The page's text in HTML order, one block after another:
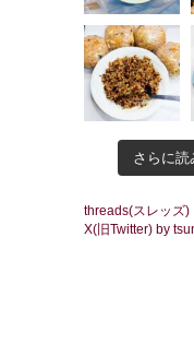
さらに読
threads(スレッズ)
X(旧Twitter) by